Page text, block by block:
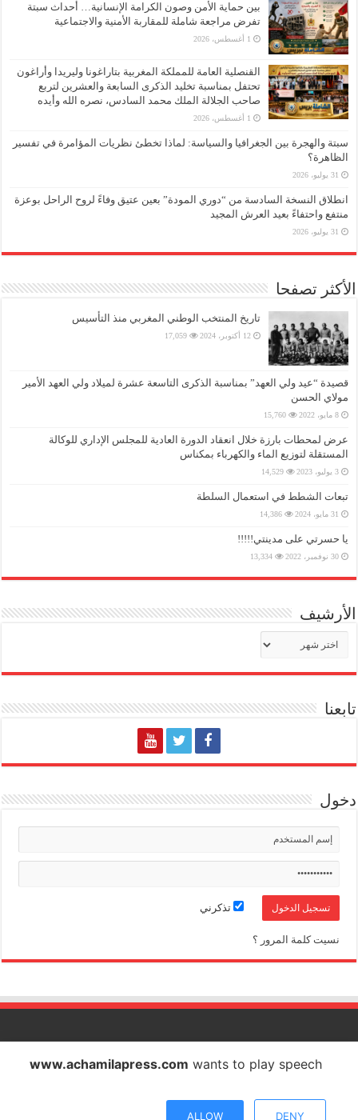
بين حماية الأمن وصون الكرامة الإنسانية… أحداث سبتة
تفرض مراجعة شاملة للمقاربة الأمنية والاجتماعية
1 أغسطس، 2026
القنصلية العامة للمملكة المغربية بتاراغونا وليريدا وأراغون
تحتفل بمناسبة تخليد الذكرى السابعة والعشرين لتربع
صاحب الجلالة الملك محمد السادس، نصره الله وأيده
1 أغسطس، 2026
سبتة والهجرة بين الجغرافيا والسياسة: لماذا تخطئ نظريات المؤامرة في تفسير
الظاهرة؟
31 يوليو، 2026
انطلاق النسخة السادسة من “دوري المودة” بعين عتيق وفاءً لروح الراحل بوعزة
منتفع واحتفاءً بعيد العرش المجيد
31 يوليو، 2026
الأكثر تصفحا
تاريخ المنتخب الوطني المغربي منذ التأسيس
12 أكتوبر، 2024 17,059
قصيدة “عيد ولي العهد” بمناسبة الذكرى التاسعة عشرة لميلاد ولي العهد الأمير
مولاي الحسن
8 مايو، 2022 15,760
عرض لمحطات بارزة خلال انعقاد الدورة العادية للمجلس الإداري للوكالة
المستقلة لتوزيع الماء والكهرباء بمكناس
3 يوليو، 2023 14,529
تبعات الشطط في استعمال السلطة
31 مايو، 2024 14,386
يا حسرتي على مدينتي!!!!!
30 نوفمبر، 2022 13,334
الأرشيف
تابعنا
دخول
تذكرني
نسيت كلمة المرور ؟
الشاملة بريس تصدر عن شركة الشاملة بريس للاتصال والاشهار
www.achamilapress.com wants to play speech
DENY
ALLOW